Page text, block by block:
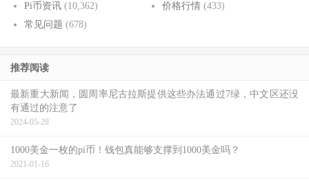
Pi币资讯 (10,362) 价格行情(433)
常见问题 (678)
推荐阅读
最新重大新闻，圆周率尼古拉斯提供这些办法通过7绿，中文区还没
有通过的注意了
2024-05-28
1000美金一枚的pi币！钱包真能够支撑到1000美金吗？
2021-01-16